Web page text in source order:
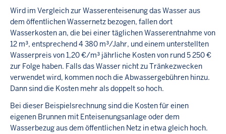
Wird im Vergleich zur Wasserenteisenung das Wasser aus
dem öffentlichen Wassernetz bezogen, fallen dort
Wasserkosten an, die bei einer täglichen Wasserentnahme von
12 m³, entsprechend 4 380 m³/Jahr, und einem unterstellten
Wasserpreis von 1,20 €/m³ jährliche Kosten von rund 5 250 €
zur Folge haben. Falls das Wasser nicht zu Tränkezwecken
verwendet wird, kommen noch die Abwassergebühren hinzu.
Dann sind die Kosten mehr als doppelt so hoch.
Bei dieser Beispielsrechnung sind die Kosten für einen
eigenen Brunnen mit Enteisenungsanlage oder dem
Wasserbezug aus dem öffentlichen Netz in etwa gleich hoch.